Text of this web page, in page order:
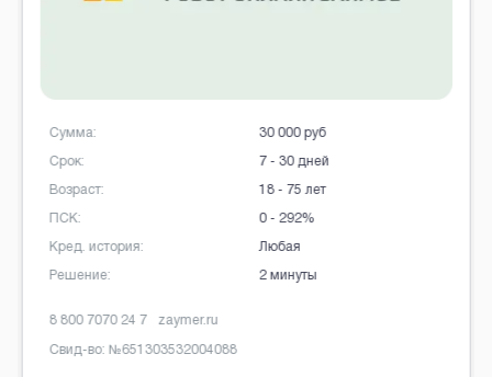
Сумма:
Срок:
Возраст:
ПСК:
Кред. история:
Решение:
30 000 руб
7 - 30 дней
18 - 75 лет
0 - 292%
Любая
2 минуты
8 800 7070 24 7 zaymer.ru
Свид-во: №651303532004088